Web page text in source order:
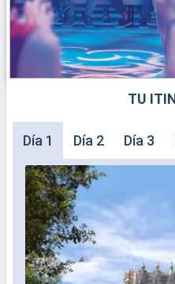
TU
Día 1 Día 2 Día 3